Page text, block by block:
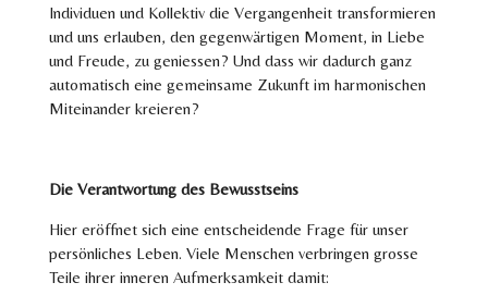
Individuen und Kollektiv die Vergangenheit transformieren
und uns erlauben, den gegenwärtigen Moment, in Liebe
und Freude, zu geniessen? Und dass wir dadurch ganz
automatisch eine gemeinsame Zukunft im harmonischen
Miteinander kreieren?
Die Verantwortung des Bewusstseins
Hier eröffnet sich eine entscheidende Frage für unser
persönliches Leben. Viele Menschen verbringen grosse
Teile ihrer inneren Aufmerksamkeit damit: